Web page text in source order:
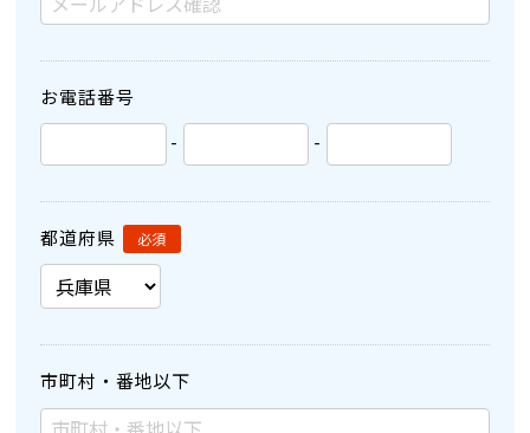
お電話番号
-
-
都道府県
市町村・番地以下